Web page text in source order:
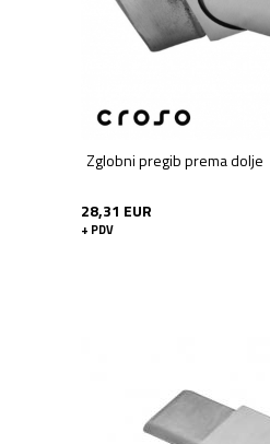
Zglobni pregib prema dolje
28,31 EUR
+ PDV